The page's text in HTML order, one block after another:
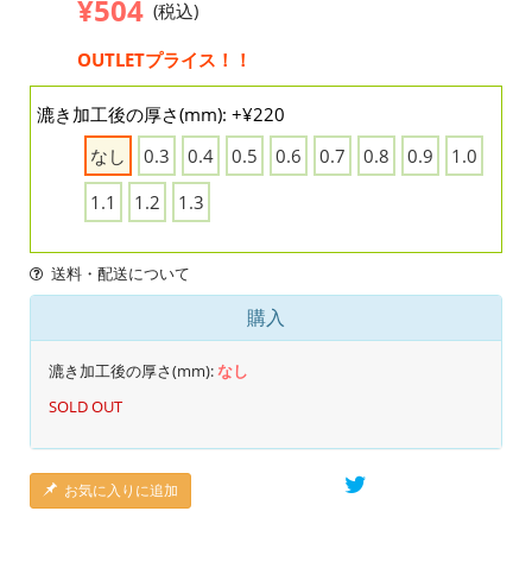
¥504 (税込)
OUTLETプライス！！
漉き加工後の厚さ(mm): +¥220
なし
0.3 0.4 0.5 0.6 0.7 0.8 0.9
1.0
1.1
1.2 1.3
送料・配送について
購入
漉き加工後の厚さ(mm):なし
SOLD OUT
お気に入りに追加